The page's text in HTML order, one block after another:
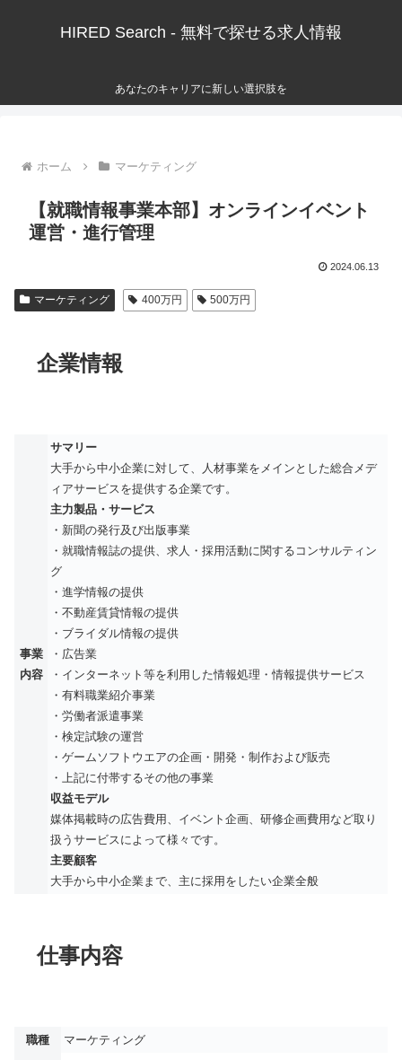
HIRED Search - 無料で探せる求人情報
あなたのキャリアに新しい選択肢を
ホーム マーケティング
【就職情報事業本部】オンラインイベント
運営・進行管理
2024.06.13
マーケティング 400万円 500万円
企業情報
事業
内容
サマリー
大手から中小企業に対して、人材事業をメインとした総合メデ
ィアサービスを提供する企業です。
主力製品・サービス
・新聞の発行及び出版事業
・就職情報誌の提供、求人・採用活動に関するコンサルティン
グ
・進学情報の提供
・不動産賃貸情報の提供
・ブライダル情報の提供
・広告業
・インターネット等を利用した情報処理・情報提供サービス
・有料職業紹介事業
・労働者派遣事業
・検定試験の運営
・ゲームソフトウエアの企画・開発・制作および販売
・上記に付帯するその他の事業
収益モデル
媒体掲載時の広告費用、イベント企画、研修企画費用など取り
扱うサービスによって様々です。
主要顧客
大手から中小企業まで、主に採用をしたい企業全般
仕事内容
職種 マーケティング